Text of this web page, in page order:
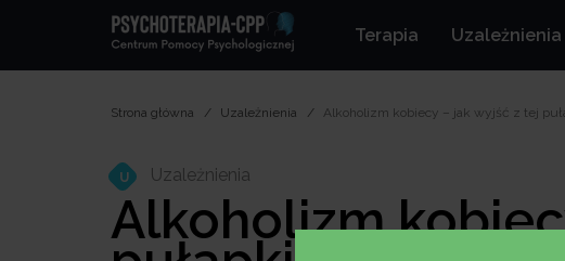
Terapia Uzależnienia
Strona główna Uzależnienia Alkoholizm kobiecy – jak wyjść z tej
U Uzależnienia
Alkoholizm